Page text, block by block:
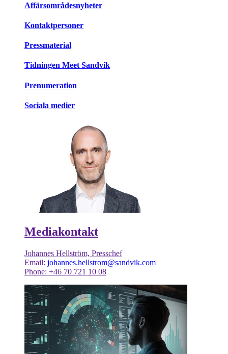
Affärsområdesnyheter
Kontaktpersoner
Pressmaterial
Tidningen Meet Sandvik
Prenumeration
Sociala medier
Mediakontakt
Johannes Hellström, Presschef
Email: johannes.hellstrom@sandvik.com
Phone: +46 70 721 10 08